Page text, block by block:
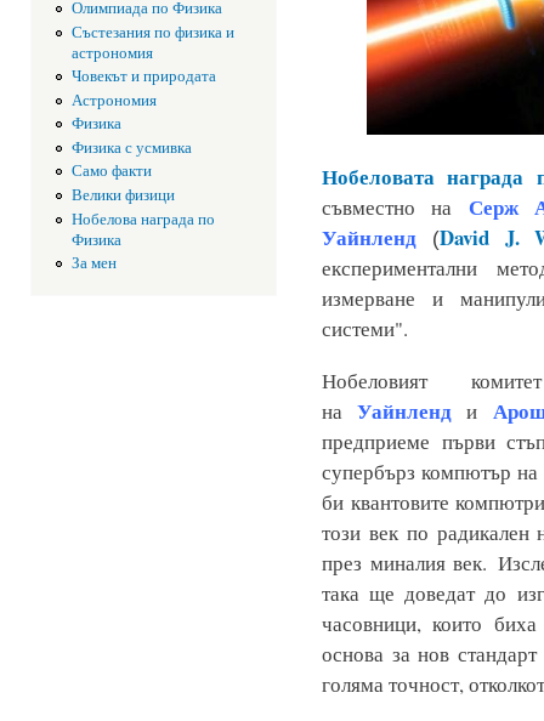
Олимпиада по Физика
Състезания по физика и
астрономия
Човекът и природата
Астрономия
Физика
Физика с усмивка
Само факти
Велики физици
Нобелова награда по
Физика
За мен
Нобеловата награда
съвместно наСерж
Уайнленд(David J.
експериментални
измерване и
системи".
Нобеловият
наУайнленди
предприеме първи
супербърз компютър
би квантовите
този век по радикален
през миналия век.
така ще доведат до
часовници, които
основа за нов
голяма точност,